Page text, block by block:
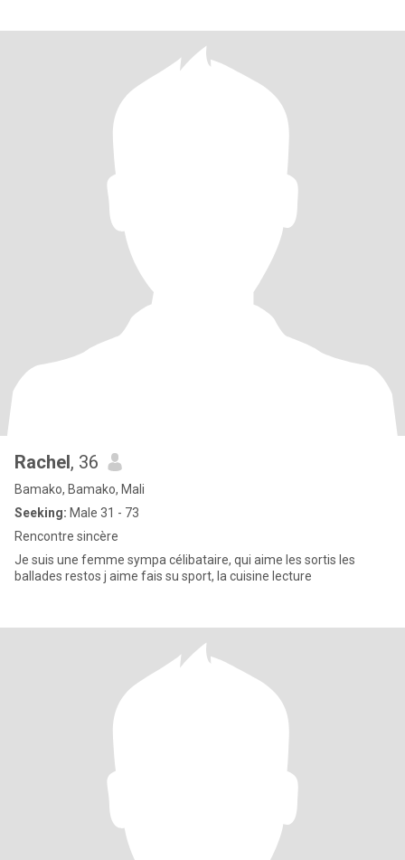
Rachel, 36
Bamako, Bamako, Mali
Seeking: Male 31 - 73
Rencontre sincère
Je suis une femme sympa célibataire, qui aime les sortis les
ballades restos j aime fais su sport, la cuisine lecture